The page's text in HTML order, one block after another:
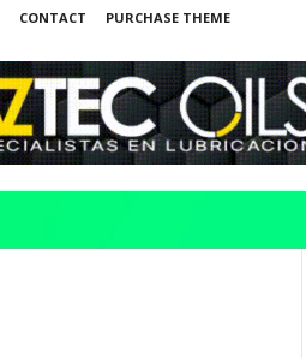
CONTACT PURCHASE THEME